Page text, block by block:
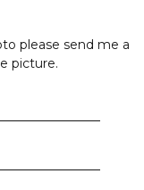
please send me a
picture.